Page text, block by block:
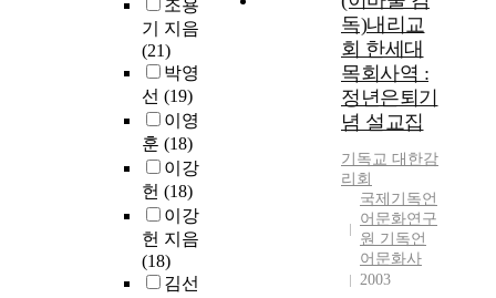
조용
기 지음
(21)
박영
선 (19)
이영
훈 (18)
이강
헌 (18)
이강
헌 지음
(18)
김선
독)내리교
회 한세대
목회사역 :
정년은퇴기
념 설교집
기독교 대한감
리회
국제기독언
어문화연구
원 기독언
어문화사
2003